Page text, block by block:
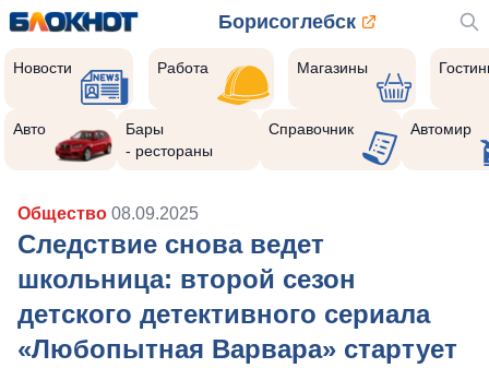
Борисоглебск
Новости Работа Магазины
Авто
Бары
- рестораны
Справочник Автомир
Общество 08.09.2025
Следствие снова ведет
школьница: второй сезон
детского детективного сериала
«Любопытная Варвара» стартует